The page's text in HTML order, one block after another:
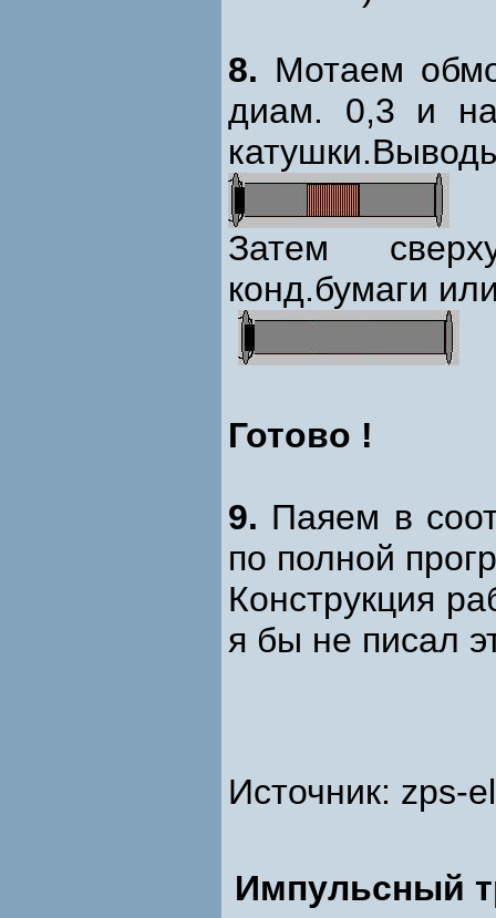
8. Мотаем
диам. 0,3 и
Затем
конд.бумаги
Готово !
9. Паяем в
по полной
Конструкция
я бы не писал
Источник: zps-
Импульсный